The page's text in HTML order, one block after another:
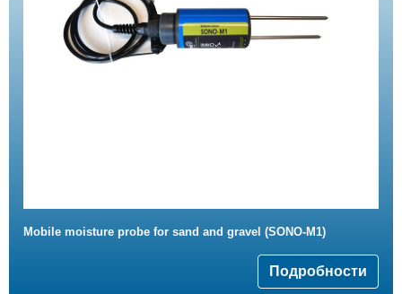
Mobile moisture probe for sand and gravel (SONO-M1)
Подробности